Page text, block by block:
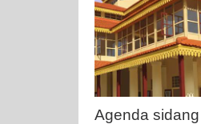
Agenda